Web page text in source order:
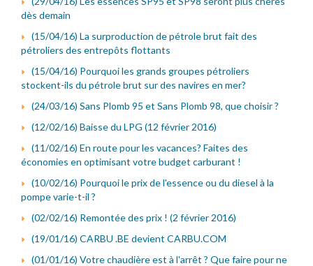
dès demain
(15/04/16) La surproduction de pétrole brut fait des
pétroliers des entrepôts flottants
(15/04/16) Pourquoi les grands groupes pétroliers
stockent-ils du pétrole brut sur des navires en mer?
(24/03/16) Sans Plomb 95 et Sans Plomb 98, que choisir ?
(12/02/16) Baisse du LPG (12 février 2016)
(11/02/16) En route pour les vacances? Faites des
économies en optimisant votre budget carburant !
(10/02/16) Pourquoi le prix de l'essence ou du diesel à la
pompe varie-t-il ?
(02/02/16) Remontée des prix ! (2 février 2016)
(19/01/16) CARBU .BE devient CARBU.COM
(01/01/16) Votre chaudière est à l'arrêt ? Que faire pour ne